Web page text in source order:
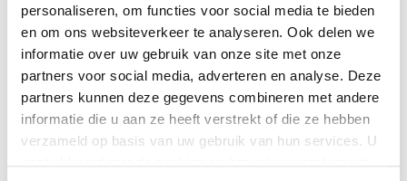
personaliseren, om functies voor social media te bieden
en om ons websiteverkeer te analyseren. Ook delen we
informatie over uw gebruik van onze site met onze
partners voor social media, adverteren en analyse. Deze
partners kunnen deze gegevens combineren met andere
informatie die u aan ze heeft verstrekt of die ze hebben
verzameld op basis van uw gebruik van hun services. U
prestaties op zijn naam schrijven. En zijn leven zou zijn bekroond
met het martelaarschap. Later historisch onderzoek heeft van al
die verhalen weinig heel gelaten. Wat overbleef was een
onopvallende, middelmatige paus. Urbanus is dan ook bij de
herziening van de officiële liturgische kalender in 1970 van de
heiligenkalender afgevoerd.
Auteur:Peter Lichtenveldt, Alex de Boer